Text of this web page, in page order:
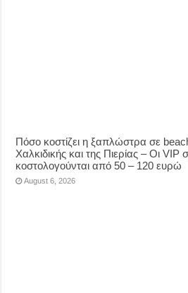
Πόσο κοστίζει η ξαπλώστρα σε
Χαλκιδικής και της Πιερίας – Οι VIP
κοστολογούνται από 50 – 120 ευρώ
August 6, 2026